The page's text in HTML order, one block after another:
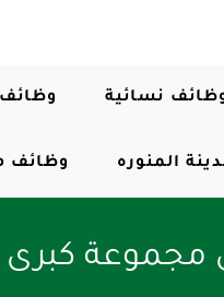
نسائية
المنوره وظائف
مجموعة كبرى